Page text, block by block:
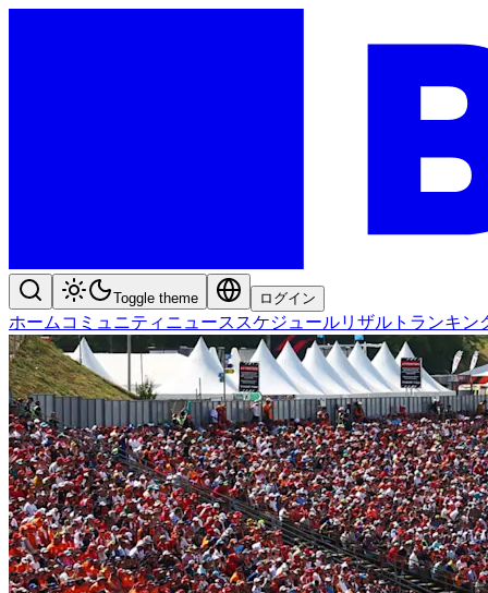
Toggle theme ログイン
ホーム コミュニティ ニュース スケジュールリザルト ランキン